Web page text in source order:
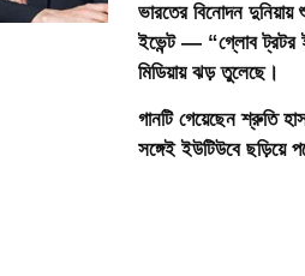
ভারতের বিনোদন
ইভেন্ট — “গ্লোব ট্রটর
মিডিয়ায় ঝড় তুলেছে।
গানটি গেয়েছেন শ্রুতি
সঙ্গেই ইউটিউবে ছড়িয়ে